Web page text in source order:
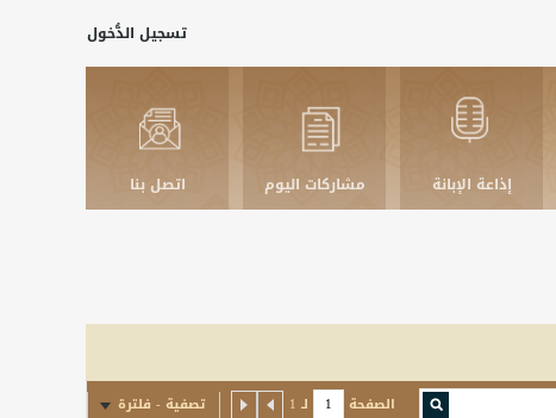
تسجيل الدُّخول
إذاعة الإبانة مشاركات اليوم اتصل بنا
الصفحة لـ 1 تصفية - فلترة